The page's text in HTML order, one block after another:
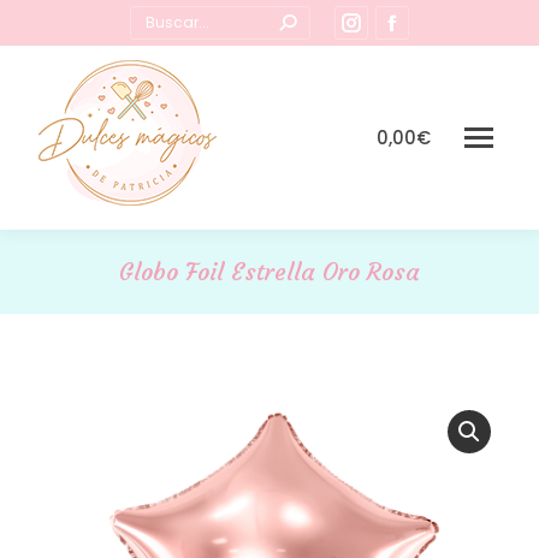
Buscar:
Instagram
page
new
page
in
0,00€
Globo Foil Estrella Oro Rosa